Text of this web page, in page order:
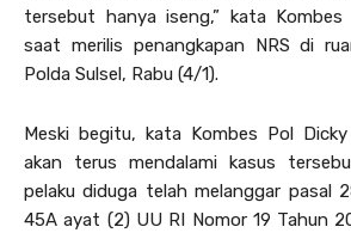
tersebut hanya iseng,” kata
saat merilis penangkapan NRS di
Polda Sulsel, Rabu (4/1).
Meski begitu, kata Kombes Pol
akan terus mendalami kasus
pelaku diduga telah melanggar pasal
45A ayat (2) UU RI Nomor 19 Tahun